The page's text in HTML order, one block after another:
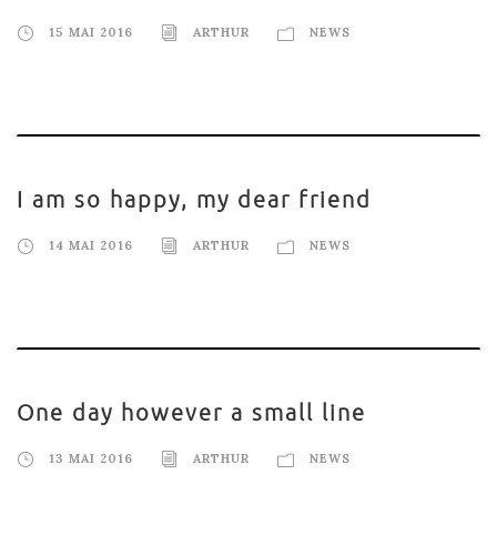
15 MAI 2016 ARTHUR NEWS
I am so happy, my dear friend
14 MAI 2016 ARTHUR NEWS
One day however a small line
13 MAI 2016 ARTHUR NEWS